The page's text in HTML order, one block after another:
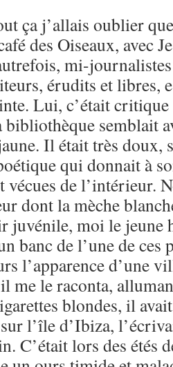
ça j’allais oublier
des Oiseaux, avec
mi-
érudits et libres,
Lui, c’était
semblait
Il était très doux,
qui donnait à
vécues de l’intérieur.
dont la mèche
juvénile, moi le jeune
banc de l’une de
l’apparence d’une
me le raconta,
blondes, il
l’île d’Ibiza,
C’était lors des étés